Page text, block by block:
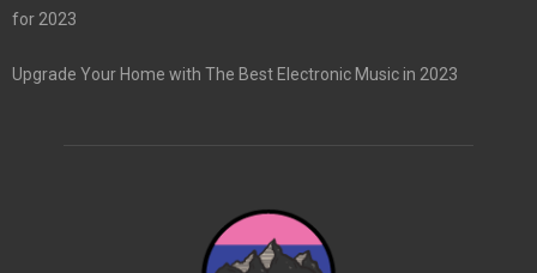
for 2023
Upgrade Your Home with The Best Electronic Music in 2023